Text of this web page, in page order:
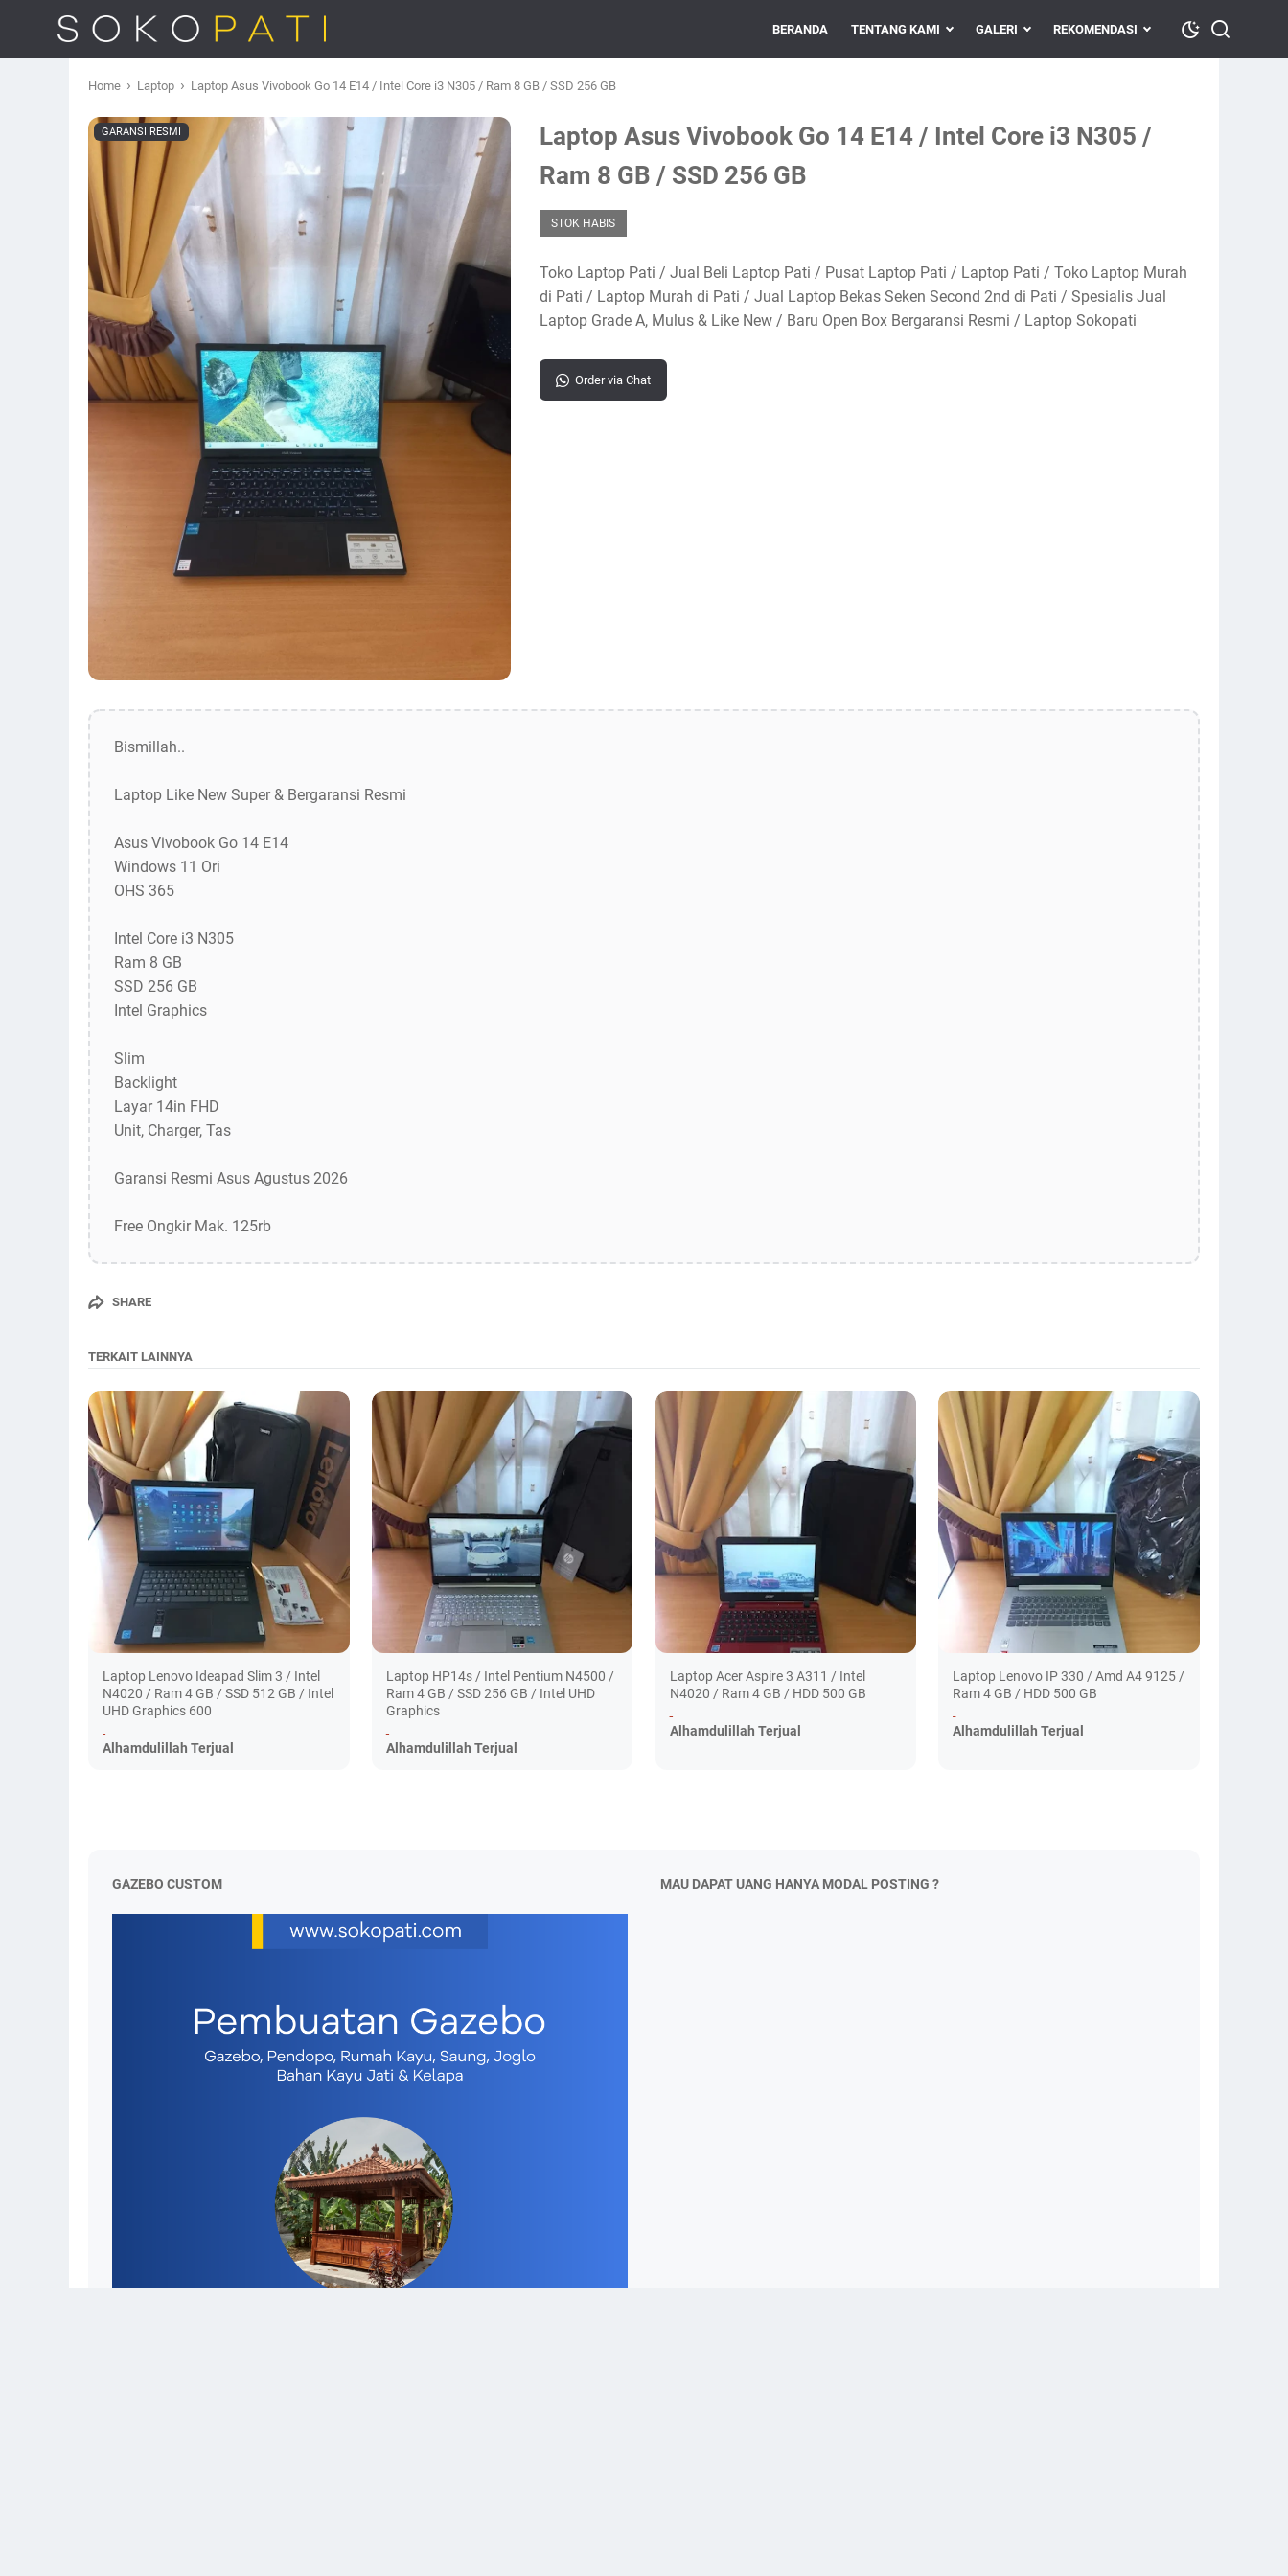
BERANDA TENTANG KAMI GALERI REKOMENDASI
Home › Laptop › Laptop Asus Vivobook Go 14 E14 / Intel Core i3 N305 / Ram 8 GB / SSD 256 GB
Laptop Asus Vivobook Go 14 E14 / Intel Core i3 N305 /
Ram 8 GB / SSD 256 GB
STOK HABIS
GARANSI RESMI
Toko Laptop Pati / Jual Beli Laptop Pati / Pusat Laptop Pati / Laptop Pati / Toko Laptop Murah
di Pati / Laptop Murah di Pati / Jual Laptop Bekas Seken Second 2nd di Pati / Spesialis Jual
Laptop Grade A, Mulus & Like New / Baru Open Box Bergaransi Resmi / Laptop Sokopati
Order via Chat
Bismillah..
Laptop Like New Super & Bergaransi Resmi
Asus Vivobook Go 14 E14
Windows 11 Ori
OHS 365
Intel Core i3 N305
Ram 8 GB
SSD 256 GB
Intel Graphics
Slim
Backlight
Layar 14in FHD
Unit, Charger, Tas
Garansi Resmi Asus Agustus 2026
Free Ongkir Mak. 125rb
SHARE
TERKAIT LAINNYA
Laptop Lenovo Ideapad Slim 3 / Intel
N4020 / Ram 4 GB / SSD 512 GB / Intel
UHD Graphics 600
-
Alhamdulillah Terjual
Laptop HP14s / Intel Pentium N4500 /
Ram 4 GB / SSD 256 GB / Intel UHD
Graphics
-
Alhamdulillah Terjual
Laptop Acer Aspire 3 A311 / Intel
N4020 / Ram 4 GB / HDD 500 GB
-
Alhamdulillah Terjual
Laptop Lenovo IP 330 / Amd A4 9125 /
Ram 4 GB / HDD 500 GB
-
Alhamdulillah Terjual
GAZEBO CUSTOM MAU DAPAT UANG HANYA MODAL POSTING ?